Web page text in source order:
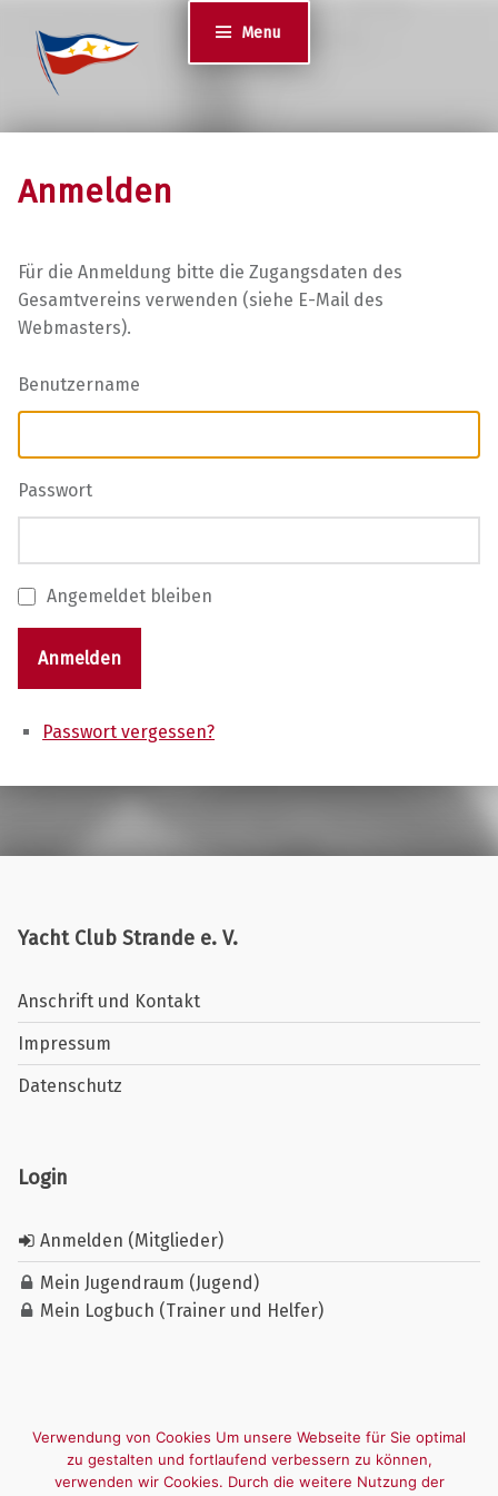
Menu
Anmelden
Für die Anmeldung bitte die Zugangsdaten des
Gesamtvereins verwenden (siehe E-Mail des
Webmasters).
Benutzername
Passwort
Angemeldet bleiben
Anmelden
Passwort vergessen?
Yacht Club Strande e. V.
Anschrift und Kontakt
Impressum
Datenschutz
Login
Anmelden (Mitglieder)
Mein Jugendraum (Jugend)
Mein Logbuch (Trainer und Helfer)
Verwendung von Cookies Um unsere Webseite für Sie optimal
zu gestalten und fortlaufend verbessern zu können,
verwenden wir Cookies. Durch die weitere Nutzung der